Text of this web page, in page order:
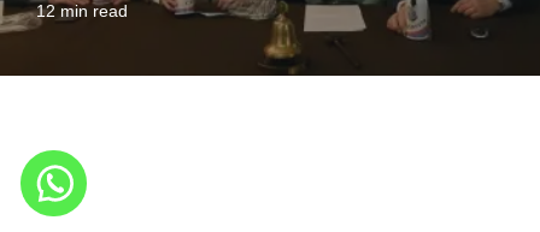
12 min read